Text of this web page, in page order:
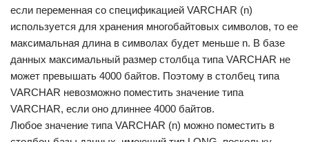
если переменная со спецификацией VARCHAR (n)
используется для хранения многобайтовых символов, то ее
максимальная длина в символах будет меньше n. В базе
данных максимальный размер столбца типа VARCHAR не
может превышать 4000 байтов. Поэтому в столбец типа
VARCHAR невозможно поместить значение типа
VARCHAR, если оно длиннее 4000 байтов.
Любое значение типа VARCHAR (n) можно поместить в